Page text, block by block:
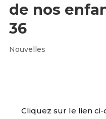
de nos
36
Nouvelles
Cliquez sur le lien